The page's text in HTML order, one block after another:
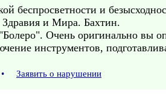
беспросветности и
и Мира. Бахтин.
"Болеро". Очень оригинально
инструментов,
• Заявить о нарушении